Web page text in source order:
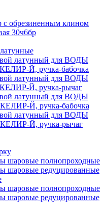
с обрезиненным клином
30ч6бр
латунный для ВОДЫ
Й, ручка-бабочка
латунный для ВОДЫ
Й, ручка-рычаг
латунный для ВОДЫ
Й, ручка-бабочка
латунный для ВОДЫ
Й, ручка-рычаг
шаровые полнопроходные
шаровые редуцированные
шаровые полнопроходные
шаровые редуцированные